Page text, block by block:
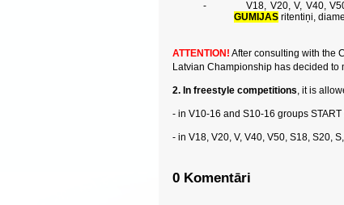
-
V18, V20, V, V40,
GUMIJASritentiņi,
ATTENTION! After consulting with the
Latvian Championship has decided
2. In freestyle competitions, it is
- in V10-16 and S10-16 groups
- in V18, V20, V, V40, V50, S18, S20,
0 Komentāri